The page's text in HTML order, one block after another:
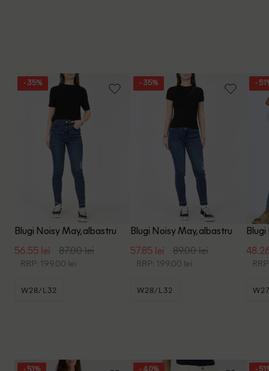
- 35%
Blugi Noisy May, albastru
56.55 lei 87.00 lei
RRP: 199.00 lei
W28/L32
- 35%
Blugi Noisy May, albastru
57.85 lei 89.00 lei
RRP: 199.00 lei
W28/L32
-